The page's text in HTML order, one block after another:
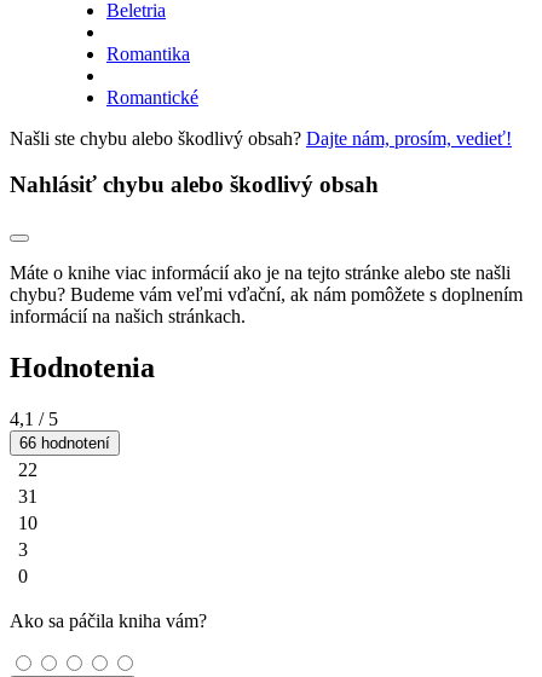
Beletria
Romantika
Romantické
Našli ste chybu alebo škodlivý obsah? Dajte nám, prosím, vedieť!
Nahlásiť chybu alebo škodlivý obsah
Máte o knihe viac informácií ako je na tejto stránke alebo ste našli
chybu? Budeme vám veľmi vďační, ak nám pomôžete s doplnením
informácií na našich stránkach.
Hodnotenia
4,1 / 5
66 hodnotení
22
31
10
3
0
Ako sa páčila kniha vám?